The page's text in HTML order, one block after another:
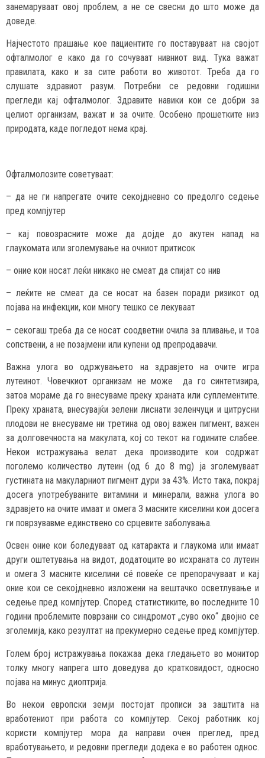
занемаруваат овој проблем, а не се свесни до што може да
доведе.
Најчестото прашање кое пациентите го поставуваат на својот
офталмолог е како да го сочуваат нивниот вид. Тука важат
правилата, како и за сите работи во животот. Треба да го
слушате здравиот разум. Потребни се редовни годишни
прегледи кај офталмолог. Здравите навики кои се добри за
целиот организам, важат и за очите. Особено прошетките низ
природата, каде погледот нема крај.
Офталмолозите советуваат:
– да не ги напрегате очите секојдневно со предолго седење
пред компјутер
– кај повозрасните може да дојде до акутен напад на
глаукомата или зголемување на очниот притисок
– оние кои носат леќи никако не смеат да спијат со нив
– леќите не смеат да се носат на базен поради ризикот од
појава на инфекции, кои многу тешко се лекуваат
– секогаш треба да се носат соодветни очила за пливање, и тоа
сопствени, а не позајмени или купени од препродавачи.
Важна улога во одржувањето на здравјето на очите игра
лутеинот. Човечкиот организам не може да го синтетизира,
затоа мораме да го внесуваме преку храната или суплементите.
Преку храната, внесувајќи зелени лиснати зеленчуци и цитрусни
плодови не внесуваме ни третина од овој важен пигмент, важен
за долговечноста на макулата, кој со текот на годините слабее.
Некои истражувања велат дека производите кои содржат
поголемо количество лутеин (од 6 до 8 mg) ја зголемуваат
густината на макуларниот пигмент дури за 43%. Исто така, покрај
досега употребуваните витамини и минерали, важна улога во
здравјето на очите имаат и омега 3 масните киселини кои досега
ги поврзувавме единствено со срцевите заболувања.
Освен оние кои боледуваат од катаракта и глаукома или имаат
други оштетувања на видот, додатоците во исхраната со лутеин
и омега 3 масните киселини сé повеќе се препорачуваат и кај
оние кои се секојдневно изложени на вештачко осветлување и
седење пред компјутер. Според статистиките, во последните 10
години проблемите поврзани со синдромот „суво око“ двојно се
зголемија, како резултат на прекумерно седење пред компјутер.
Голем број истражувања покажаа дека гледањето во монитор
толку многу напрега што доведува до кратковидост, односно
појава на минус диоптрија.
Во некои европски земји постојат прописи за заштита на
вработениот при работа со компјутер. Секој работник кој
користи компјутер мора да направи очен преглед, пред
вработувањето, и редовни прегледи додека е во работен однос.